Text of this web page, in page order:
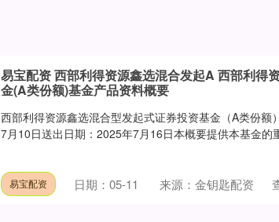
易宝配资 西部利得资源鑫选混合发起A 西部利得
金(A类份额)基金产品资料概要
西部利得资源鑫选混合型发起式证券投资基金（A类份
7月10日送出日期：2025年7月16日本概要提供本基金的
易宝配资 日期：05-11 来源：金钥匙配资